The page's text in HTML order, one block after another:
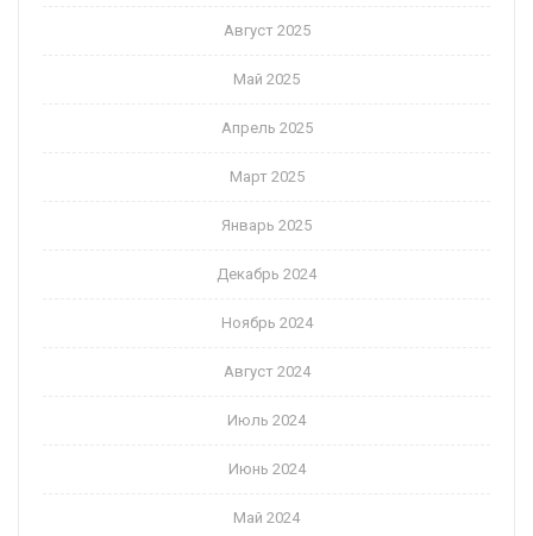
Август 2025
Май 2025
Апрель 2025
Март 2025
Январь 2025
Декабрь 2024
Ноябрь 2024
Август 2024
Июль 2024
Июнь 2024
Май 2024